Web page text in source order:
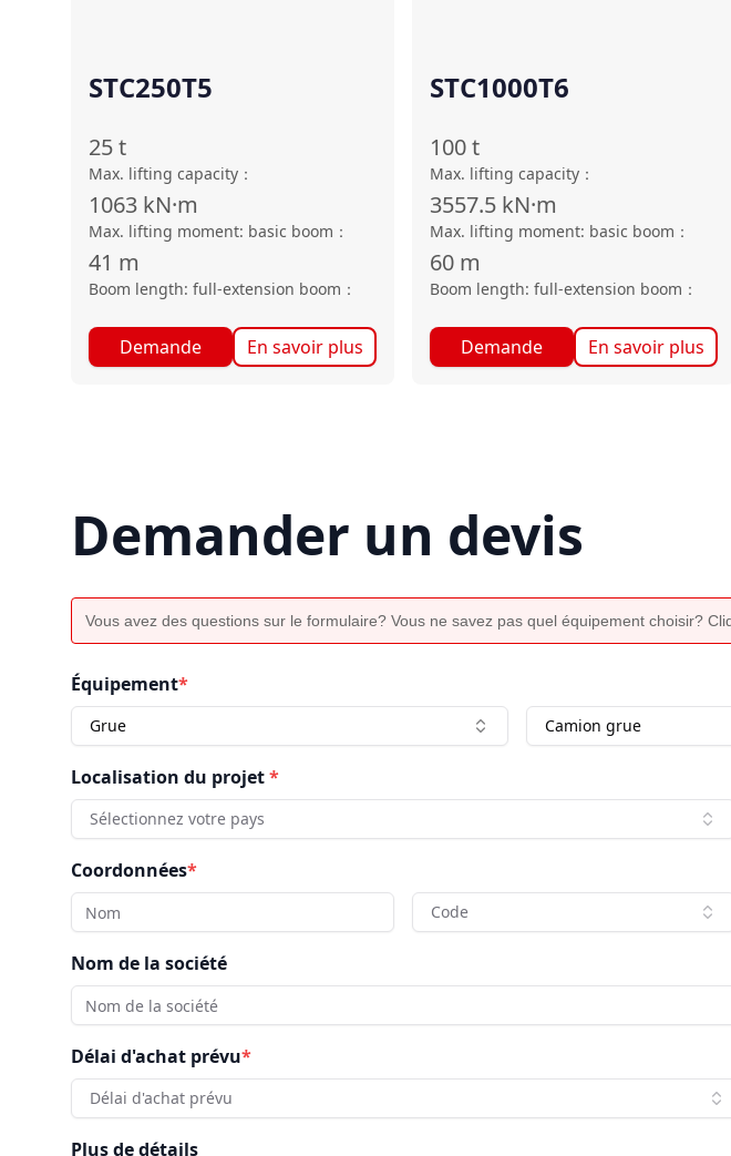
STC250T5
25t
Max. lifting capacity ：
1063 kN·m
Max. lifting moment: basic boom ：
41 m
Boom length: full-extension boom ：
Demande En savoir plus
STC1000T6
100t
Max. lifting capacity ：
3557.5 kN·m
Max. lifting moment: basic boom ：
60 m
Boom length: full-extension boom ：
Demande En savoir plus
Demander un devis
Vous avez des questions sur le formulaire? Vous ne savez pas quel équipement choisir?
Équipement*
Grue Camion grue
Localisation du projet*
Sélectionnez votre pays
Coordonnées*
Code
Nom de la société
Délai d'achat prévu*
Délai d'achat prévu
Plus de détails